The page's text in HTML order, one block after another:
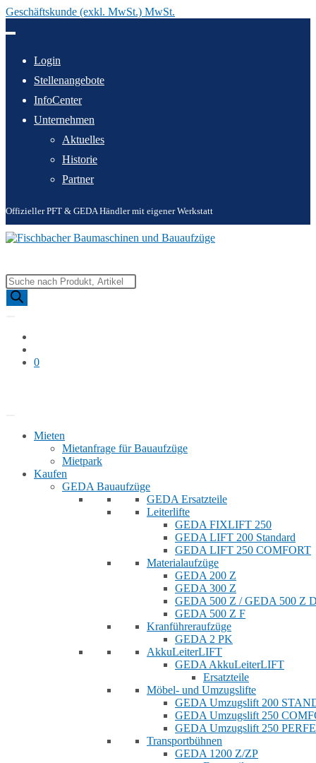
Geschäftskunde (exkl. MwSt.) MwSt.
Inhalt
Login
Stellenangebote
InfoCenter
Unternehmen
Aktuelles
Historie
Partner
Offizieller PFT & GEDA Händler mit eigener Werkstatt
Products
search
0
Mieten
Mietanfrage für Bauaufzüge
Mietpark
Kaufen
GEDA Bauaufzüge
GEDA Ersatzteile
Leiterlifte
GEDA FIXLIFT 250
GEDA LIFT 200 Standard
GEDA LIFT 250 COMFORT
Materialaufzüge
GEDA 200 Z
GEDA 300 Z
GEDA 500 Z / GEDA 500 Z
GEDA 500 Z F
Kranführeraufzüge
GEDA 2 PK
AkkuLeiterLIFT
GEDA AkkuLeiterLIFT
Ersatzteile
Möbel- und Umzugslifte
GEDA Umzugslift 200
GEDA Umzugslift 250
GEDA Umzugslift 250
Transportbühnen
GEDA 1200 Z/ZP